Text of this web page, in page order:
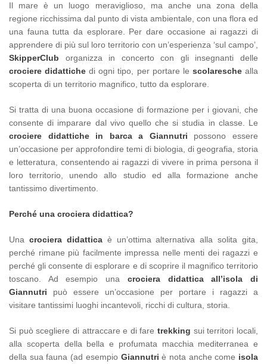
Il mare è un luogo meraviglioso, ma anche una zona della
regione ricchissima dal punto di vista ambientale, con una flora ed
una fauna tutta da esplorare. Per dare occasione ai ragazzi di
apprendere di più sul loro territorio con un’esperienza ‘sul campo’,
SkipperClub organizza in concerto con gli insegnanti delle
crociere didattiche di ogni tipo, per portare le scolareschealla
scoperta di un territorio magnifico, tutto da esplorare.
Si tratta di una buona occasione di formazione per i giovani, che
consente di imparare dal vivo quello che si studia in classe. Le
crociere didattiche in barca a Giannutri possono essere
un’occasione per approfondire temi di biologia, di geografia, storia
e letteratura, consentendo ai ragazzi di vivere in prima persona il
loro territorio, unendo allo studio ed alla formazione anche
tantissimo divertimento.
Perché una crociera didattica?
Una crociera didatticaè un’ottima alternativa alla solita gita,
perché rimane più facilmente impressa nelle menti dei ragazzi e
perché gli consente di esplorare e di scoprire il magnifico territorio
toscano. Ad esempio una crociera didattica all’isola di
Giannutri può essere un’occasione per portare i ragazzi a
visitare tantissimi luoghi incantevoli, ricchi di cultura, storia.
Si può scegliere di attraccare e di faretrekking sui territori locali,
alla scoperta della bella e profumata macchia mediterranea e
della sua fauna (ad esempio Giannutri è nota anche come isola